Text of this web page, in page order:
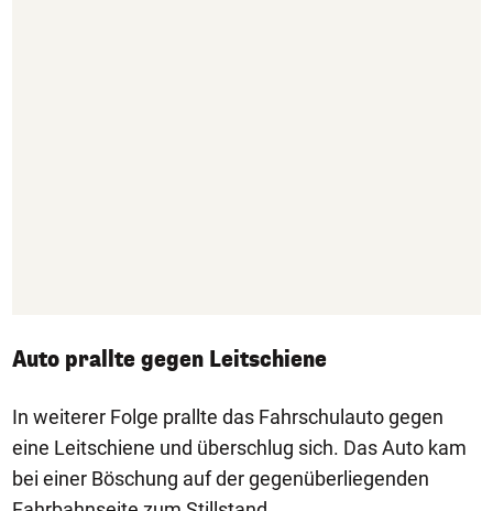
Auto prallte gegen Leitschiene
In weiterer Folge prallte das Fahrschulauto gegen
eine Leitschiene und überschlug sich. Das Auto kam
bei einer Böschung auf der gegenüberliegenden